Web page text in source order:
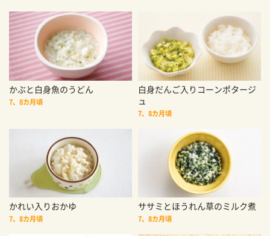
かぶと白身魚のうどん
7、8カ月頃
白身だんご入りコーンポタージ
ュ
7、8カ月頃
かれい入りおかゆ
7、8カ月頃
ササミとほうれん草のミルク煮
7、8カ月頃